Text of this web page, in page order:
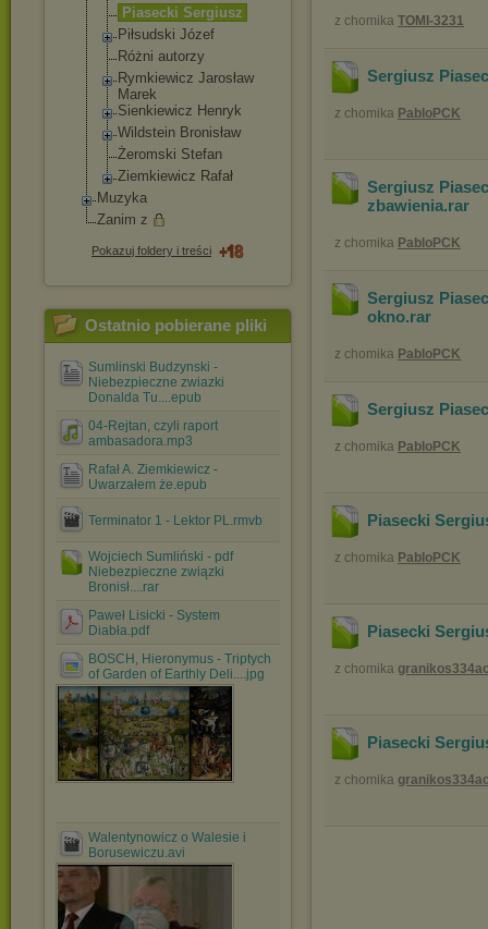
Piasecki Sergiusz
Piłsudski Józef
Różni autorzy
Rymkiewicz Jarosław
Marek
Sienkiewicz Henryk
Wildstein Bronisław
Żeromski Stefan
Ziemkiewicz Rafał
Muzyka
Zanim z
Pokazuj foldery i treści
Ostatnio pobierane pliki
Sumlinski Budzynski -
Niebezpieczne zwiazki
Donalda Tu....epub
04-Rejtan, czyli raport
ambasadora.mp3
Rafał A. Ziemkiewicz -
Uwarzałem że.epub
Terminator 1 - Lektor PL.rmvb
Wojciech Sumliński - pdf
Niebezpieczne związki
Bronisł....rar
Paweł Lisicki - System
Diabła.pdf
BOSCH, Hieronymus - Triptych
of Garden of Earthly Deli....jpg
Walentynowicz o Walesie i
Borusewiczu.avi
z chomika TOMI-3231
Sergiusz
z chomika PabloPCK
Sergiusz
zbawienia.rar
z chomika PabloPCK
Sergiusz
okno.rar
z chomika PabloPCK
Sergiusz
z chomika PabloPCK
Piasecki
z chomika PabloPCK
Piasecki
z chomika
Piasecki
z chomika